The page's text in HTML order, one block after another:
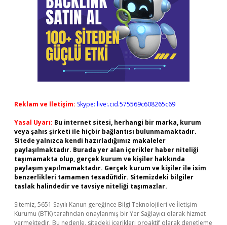
Reklam ve İletişim: Skype: live:.cid.575569c608265c69
Yasal Uyarı: Bu internet sitesi, herhangi bir marka, kurum
veya şahıs şirketi ile hiçbir bağlantısı bulunmamaktadır.
Sitede yalnızca kendi hazırladığımız makaleler
paylaşılmaktadır. Burada yer alan içerikler haber niteliği
taşımamakta olup, gerçek kurum ve kişiler hakkında
paylaşım yapılmamaktadır. Gerçek kurum ve kişiler ile isim
benzerlikleri tamamen tesadüfidir. Sitemizdeki bilgiler
taslak halindedir ve tavsiye niteliği taşımazlar.
Sitemiz, 5651 Sayılı Kanun gereğince Bilgi Teknolojileri ve İletişim
Kurumu (BTK) tarafından onaylanmış bir Yer Sağlayıcı olarak hizmet
vermektedir. Bu nedenle, sitedeki içerikleri proaktif olarak denetleme